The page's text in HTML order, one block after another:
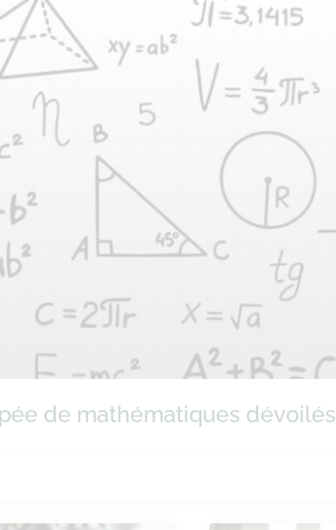
de mathématiques dévoilés